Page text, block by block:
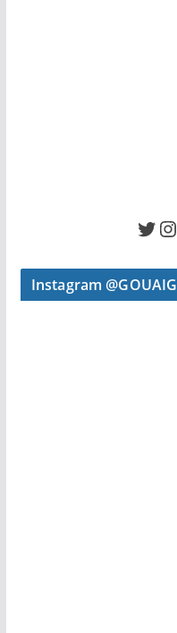
Twitter Instagram
Instagram @GOUAIG